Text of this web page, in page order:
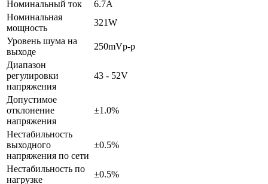
Номинальный ток
6.7A
Номинальная
мощность
321W
Уровень шума на
выходе
250mVp-p
Диапазон
регулировки
напряжения
43 - 52V
Допустимое
отклонение
напряжения
±1.0%
Нестабильность
выходного
напряжения по сети
±0.5%
Нестабильность по
нагрузке
±0.5%